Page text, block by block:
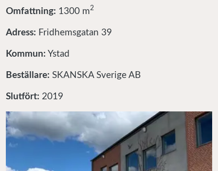
Omfattning: 1300 m2
Adress: Fridhemsgatan 39
Kommun: Ystad
Beställare: SKANSKA Sverige AB
Slutfört: 2019